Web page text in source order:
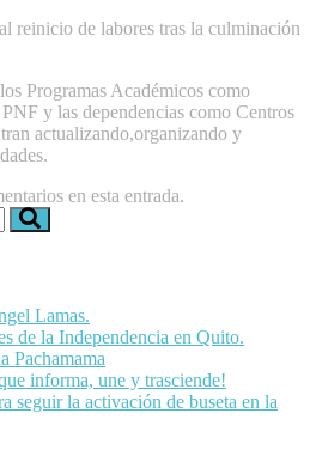
reinicio de labores tras la culminación
Programas Académicos como
y las dependencias como Centros
actualizando,organizando y
en esta entrada.
Lamas.
de la Independencia en Quito.
Pachamama
informa, une y trasciende!
seguir la activación de buseta en la